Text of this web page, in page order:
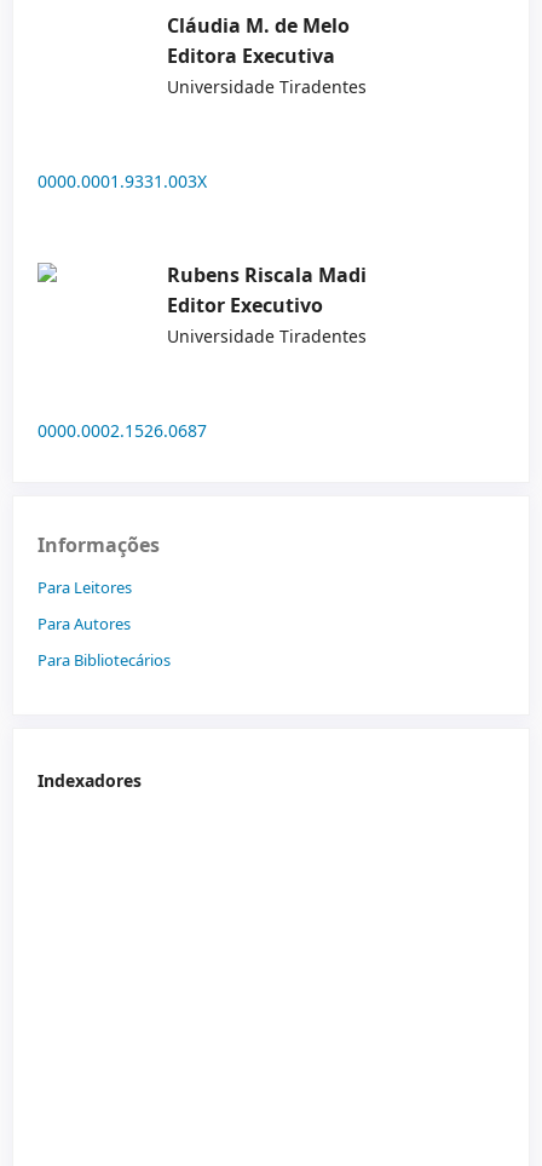
Cláudia M. de Melo
Editora Executiva
Universidade Tiradentes
0000.0001.9331.003X
Rubens Riscala Madi
Editor Executivo
Universidade Tiradentes
0000.0002.1526.0687
Informações
Para Leitores
Para Autores
Para Bibliotecários
Indexadores